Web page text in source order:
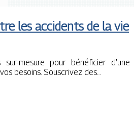
les accidents de la vie
sur-mesure pour bénéficier d’une
besoins. Souscrivez des…